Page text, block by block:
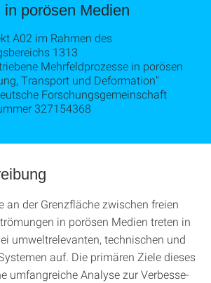
in porösen Medien
A02 im Rahmen des
1313
Mehrfeldprozesse in porösen
Transport und Deformation"
Forschungsgemeinschaft
327154368
an der Grenzfläche zwischen freien
in porösen Medien treten in
umweltrelevanten, technischen und
auf. Die primären Ziele dieses
umfangreiche Analyse zur Verbesse­